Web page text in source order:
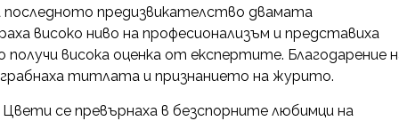
последното предизвикателство двамата
високо ниво на професионализъм и представиха
получи висока оценка от експертите. Благодарение
титлата и признанието на журито.
се превърнаха в безспорните любимци на